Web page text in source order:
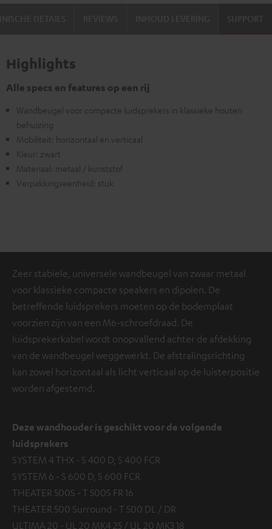
SUPPORT
Highlights
Alle specs en features op een rij
Wandbeugel voor compacte luidsprekers in klassieke houten
behuizing
Mobiliteit: horizontaal en verticaal
Kleur: zwart
Materiaal: metaal / kunststof
Verpakkingseenheid: stuk
Zeer stabiele, universele wandbeugel van zwaar metaal
voor klassieke compacte speakers en dipolen. De
betreffende luidsprekers moeten op de bodemplaat
voorzien zijn van een M6-schroefdraad. De
luidsprekerkabel wordt onopvallend achter de afdekking
van de wandbeugel weggewerkt. De afstralingsrichting
kan zowel horizontaal als licht verticaal op de luisterpositie
worden afgestemd.
Deze wandhouder is geschikt voor de volgende
luidsprekers
SYSTEM 4 THX - S 400 D, S 400 FCR
SYSTEM 6 - S 600 D, S 600 FCR
THEATER 500S - T 500S FR 16
THEATER 500 Surround - T 500 DL / DR
ULTIMA 20 - UL 20 MK4 25 / UL 20 MK3 18